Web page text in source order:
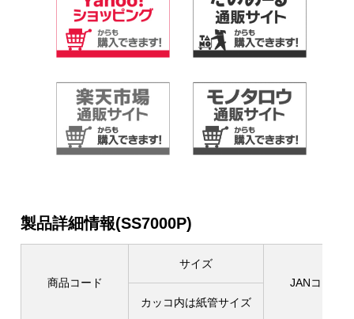
製品詳細情報(SS7000P)
商品コード
サイズ
JANコード
カッコ内は紙管サイズ